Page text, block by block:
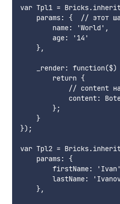
var Tpl1 =
params: {  // этот
        name: 'World',
        age: '14'
    },
_render: function($)
        return {
// content
content:
        };
    }
});
var Tpl2 =
    params: {
firstName:
lastName:
    },